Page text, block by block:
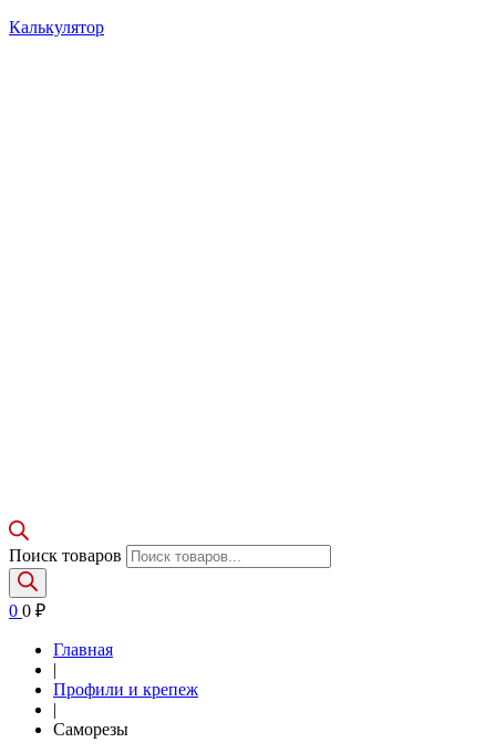
Калькулятор
Поиск товаров
0 0 ₽
Главная
|
Профили и крепеж
|
Саморезы